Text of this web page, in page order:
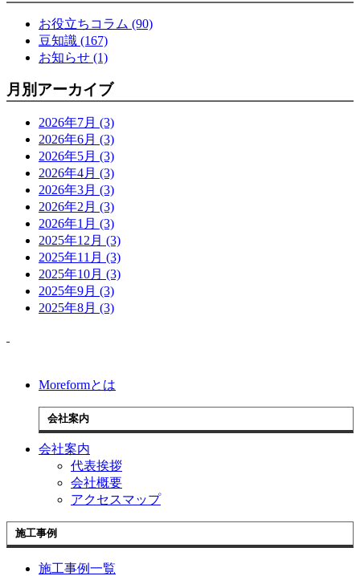
お役立ちコラム (90)
豆知識 (167)
お知らせ (1)
月別アーカイブ
2026年7月 (3)
2026年6月 (3)
2026年5月 (3)
2026年4月 (3)
2026年3月 (3)
2026年2月 (3)
2026年1月 (3)
2025年12月 (3)
2025年11月 (3)
2025年10月 (3)
2025年9月 (3)
2025年8月 (3)
Moreformとは
会社案内
会社案内
代表挨拶
会社概要
アクセスマップ
施工事例
施工事例一覧